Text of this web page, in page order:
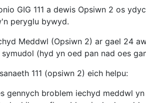
GIG 111 a dewis Opsiwn 2 os
peryglu bywyd.
Meddwl (Opsiwn 2) ar gael 24
(hyd yn oed pan nad oes
111 (opsiwn 2) eich helpu:
gennych broblem iechyd meddwl